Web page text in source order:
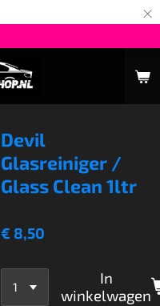
×
Devil
Glasreiniger /
Glass Clean 1ltr
€ 8,50
In
winkelwagen